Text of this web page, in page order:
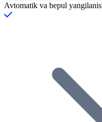
Avtomatik va bepul